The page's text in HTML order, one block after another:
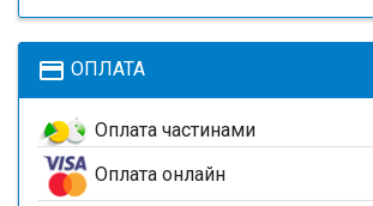
payment ОПЛАТА
Оплата частинами
Оплата онлайн